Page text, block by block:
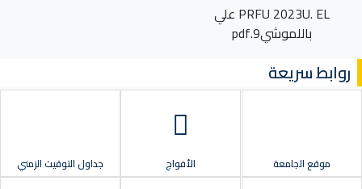
PRFU 2023U. EL علي
باللموشي9.pdf
روابط سريعة
موقع الجامعة الأفواج جداول التوقيت الزمني